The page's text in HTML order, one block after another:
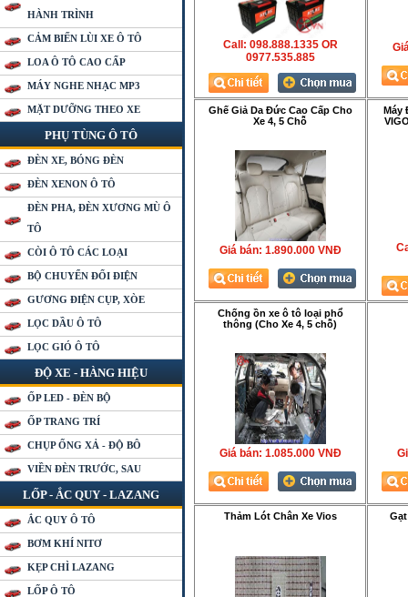
HÀNH TRÌNH
CẢM BIẾN LÙI XE Ô TÔ
LOA Ô TÔ CAO CẤP
MÁY NGHE NHẠC MP3
MẶT DƯỠNG THEO XE
PHỤ TÙNG Ô TÔ
ĐÈN XE, BÓNG ĐÈN
ĐÈN XENON Ô TÔ
ĐÈN PHA, ĐÈN XƯƠNG MÙ Ô
TÔ
CÒI Ô TÔ CÁC LOẠI
BỘ CHUYỂN ĐỔI ĐIỆN
GƯƠNG ĐIỆN CỤP, XÒE
LỌC DẦU Ô TÔ
LỌC GIÓ Ô TÔ
ĐỘ XE - HÀNG HIỆU
ỐP LED - ĐÈN BỘ
ỐP TRANG TRÍ
CHỤP ỐNG XẢ - ĐỘ BÔ
VIỀN ĐÈN TRƯỚC, SAU
LỐP - ẮC QUY - LAZANG
ẮC QUY Ô TÔ
BƠM KHÍ NITƠ
KẸP CHÌ LAZANG
LỐP Ô TÔ
Call: 098.888.1335 OR
0977.535.885
Ghế Giả Da Đức Cao Cấp Cho
Xe 4, 5 Chỗ
Giá bán: 1.890.000 VNÐ
Máy
Chống ồn xe ô tô loại phổ
thông (Cho Xe 4, 5 chỗ)
Giá bán: 1.085.000 VNÐ
Thảm Lót Chân Xe Vios